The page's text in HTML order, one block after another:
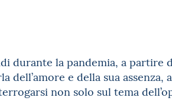
durante la pandemia, a partire
e della sua assenza,
non solo sul tema